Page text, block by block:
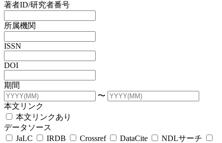
著者ID/研究者番号
所属機関
ISSN
DOI
期間
〜
本文リンク
本文リンクあり
データソース
JaLC
IRDB Crossref DataCite
NDLサーチ